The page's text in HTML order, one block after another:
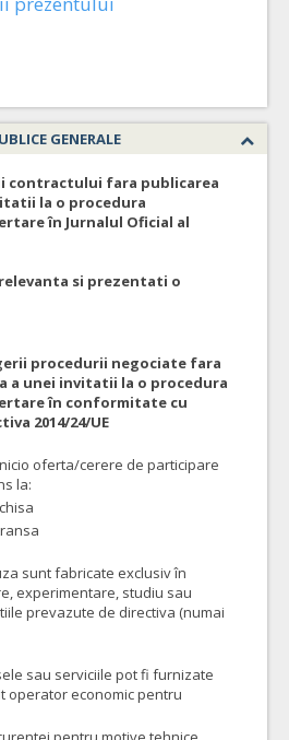
GENERALE
contractului fara publicarea
la o procedura
în Jurnalul Oficial al
si prezentati o
procedurii negociate fara
a unei invitatii la o procedura
în conformitate cu
2014/24/UE
oferta/cerere de participare
la:
sunt fabricate exclusiv în
experimentare, studiu sau
prevazute de directiva (numai
sau serviciile pot fi furnizate
operator economic pentru